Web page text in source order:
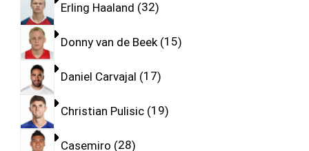
Erling Haaland 32
Donny van de Beek 15
Daniel Carvajal 17
Christian Pulisic 19
Casemiro 28